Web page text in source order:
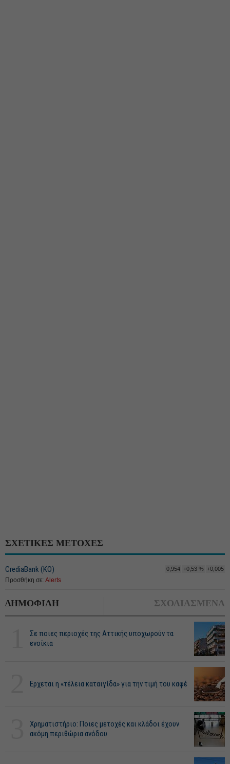
ΣΧΕΤΙΚΕΣ ΜΕΤΟΧΕΣ
CrediaBank (ΚΟ) 0,954 +0,53 % +0,005
Προσθήκη σε: Alerts
ΔΗΜΟΦΙΛΗ ΣΧΟΛΙΑΣΜΕΝΑ
Σε ποιες περιοχές της Αττικής υποχωρούν τα
ενοίκια
Ερχεται η «τέλεια καταιγίδα» για την τιμή του καφέ
Χρηματιστήριο: Ποιες μετοχές και κλάδοι έχουν
ακόμη περιθώρια ανόδου